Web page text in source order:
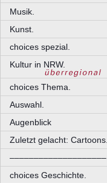
Musik.
Kunst.
choices spezial.
Kultur in NRW.
choices Thema.
Auswahl.
Augenblick
Zuletzt gelacht: Cartoons.
––––––––––––––––––––
choices Geschichte.